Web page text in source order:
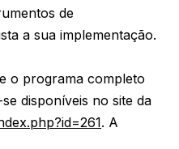
de
a sua implementação.
o programa completo
disponíveis no site da
. A